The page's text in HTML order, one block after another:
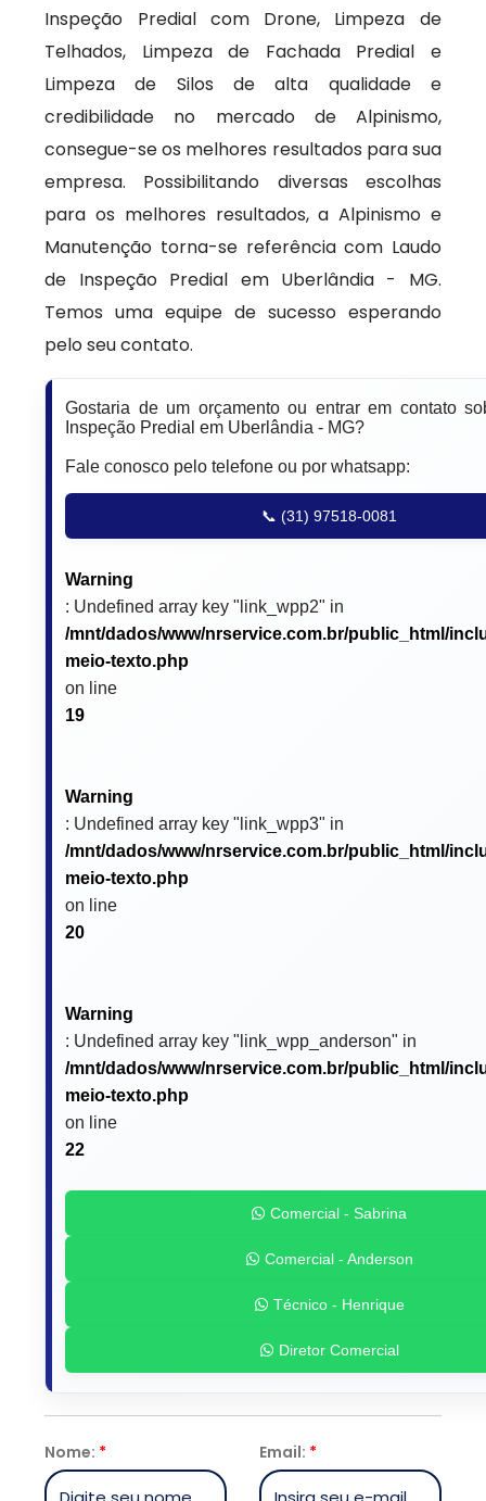
Inspeção Predial com Drone, Limpeza de
Telhados, Limpeza de Fachada Predial e
Limpeza de Silos de alta qualidade e
credibilidade no mercado de Alpinismo,
consegue-se os melhores resultados para sua
empresa. Possibilitando diversas escolhas
para os melhores resultados, a Alpinismo e
Manutenção torna-se referência com Laudo
de Inspeção Predial em Uberlândia - MG.
Temos uma equipe de sucesso esperando
pelo seu contato.
Gostaria de um orçamento ou entrar em contato
Inspeção Predial em Uberlândia - MG?
Fale conosco pelo telefone ou por whatsapp:
📞 (31) 97518-0081
Warning
: Undefined array key "link_wpp2" in
/mnt/dados/www/nrservice.com.br/public_html/
meio-texto.php
on line
19
Warning
: Undefined array key "link_wpp3" in
/mnt/dados/www/nrservice.com.br/public_html/
meio-texto.php
on line
20
Warning
: Undefined array key "link_wpp_anderson" in
/mnt/dados/www/nrservice.com.br/public_html/
meio-texto.php
on line
22
Comercial - Sabrina
Comercial - Anderson
Técnico - Henrique
Diretor Comercial
Nome: * Email: *